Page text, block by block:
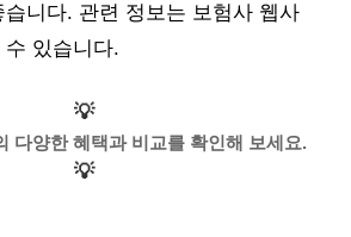
니다. 관련 정보는 보험사 웹사
있습니다.
💡
다양한 혜택과 비교를 확인해 보세요.
💡